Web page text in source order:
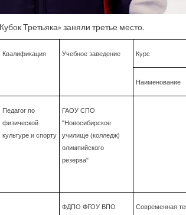
Третьяка» заняли третье место.
Квалификация Учебное заведение Курс
Наименование
Педагог по
физической
культуре и спорту
ГАОУ СПО
"Новосибирское
училище (колледж)
олимпийского
резерва"
ФДПО ФГОУ ВПО
Современная